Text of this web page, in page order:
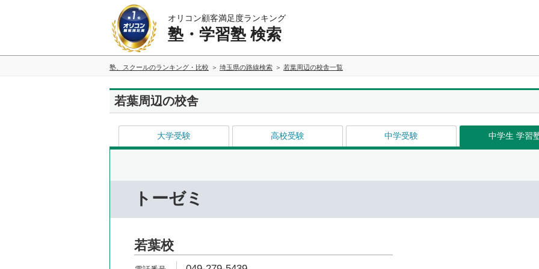
オリコン顧客満足度ランキング
塾・学習塾 検索
塾、スクールのランキング・比較 埼玉県の路線検索 若葉周辺の校舎一覧
若葉周辺の校舎
大学受験 高校受験 中学受験 中学生 学習
トーゼミ
若葉校